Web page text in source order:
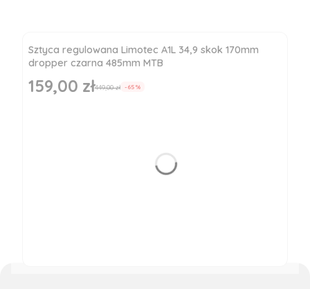
Sztyca regulowana Limotec A1L 34,9 skok 170mm
dropper czarna 485mm MTB
Cena promocyjna
159,00 zł449,00 zł -65%